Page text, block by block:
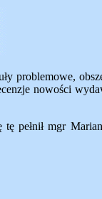
nowości
pełnił mgr